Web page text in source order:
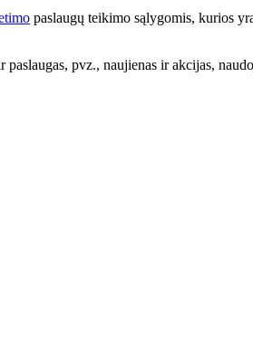
paslaugų teikimo sąlygomis, kurios
pvz., naujienas ir akcijas,